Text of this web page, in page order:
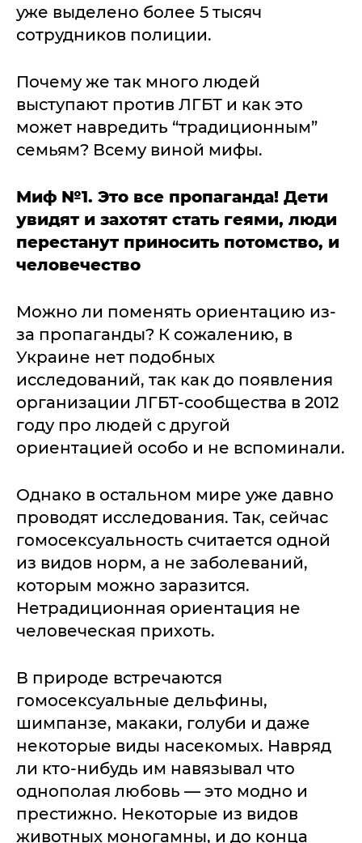
уже выделено более 5 тысяч
сотрудников полиции.
Почему же так много людей
выступают против ЛГБТ и как это
может навредить “традиционным”
семьям? Всему виной мифы.
Миф №1. Это все пропаганда! Дети
увидят и захотят стать геями, люди
перестанут приносить потомство, и
человечество
Можно ли поменять ориентацию из-
за пропаганды? К сожалению, в
Украине нет подобных
исследований, так как до появления
организации ЛГБТ-сообщества в 2012
году про людей с другой
ориентацией особо и не вспоминали.
Однако в остальном мире уже давно
проводят исследования. Так, сейчас
гомосексуальность считается одной
из видов норм, а не заболеваний,
которым можно заразится.
Нетрадиционная ориентация не
человеческая прихоть.
В природе встречаются
гомосексуальные дельфины,
шимпанзе, макаки, голуби и даже
некоторые виды насекомых. Навряд
ли кто-нибудь им навязывал что
однополая любовь — это модно и
престижно. Некоторые из видов
животных моногамны, и до конца